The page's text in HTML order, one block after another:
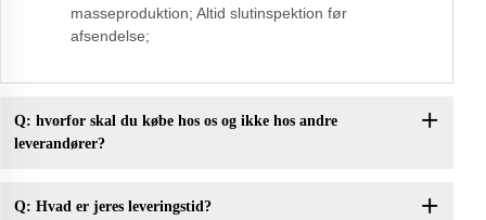
masseproduktion; Altid slutinspektion før
afsendelse;
Q: hvorfor skal du købe hos os og ikke hos andre
leverandører?
Q: Hvad er jeres leveringstid?